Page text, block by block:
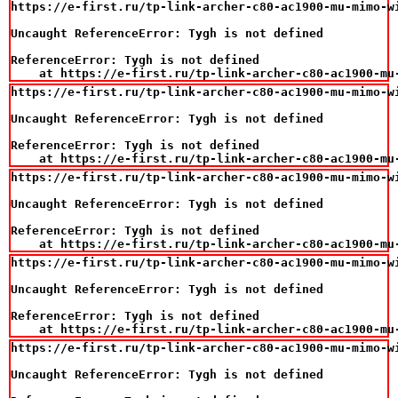
https://e-first.ru/tp-link-archer-c80-ac1900-mu-mimo-
Uncaught ReferenceError: Tygh is not defined
ReferenceError: Tygh is not defined
at https://e-first.ru/tp-link-archer-c80-ac1900-
https://e-first.ru/tp-link-archer-c80-ac1900-mu-mimo-
Uncaught ReferenceError: Tygh is not defined
ReferenceError: Tygh is not defined
at https://e-first.ru/tp-link-archer-c80-ac1900-
https://e-first.ru/tp-link-archer-c80-ac1900-mu-mimo-
Uncaught ReferenceError: Tygh is not defined
ReferenceError: Tygh is not defined
at https://e-first.ru/tp-link-archer-c80-ac1900-
https://e-first.ru/tp-link-archer-c80-ac1900-mu-mimo-
Uncaught ReferenceError: Tygh is not defined
ReferenceError: Tygh is not defined
at https://e-first.ru/tp-link-archer-c80-ac1900-
https://e-first.ru/tp-link-archer-c80-ac1900-mu-mimo-
Uncaught ReferenceError: Tygh is not defined